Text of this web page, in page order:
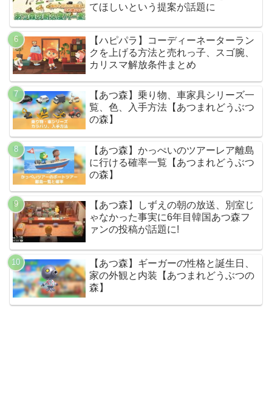
てほしいという提案が話題に
【ハピパラ】コーディーネーターラン
クを上げる方法と売れっ子、スゴ腕、
カリスマ解放条件まとめ
【あつ森】乗り物、車家具シリーズ一
覧、色、入手方法【あつまれどうぶつ
の森】
【あつ森】かっぺいのツアーレア離島
に行ける確率一覧【あつまれどうぶつ
の森】
【あつ森】しずえの朝の放送、別室じ
ゃなかった事実に6年目韓国あつ森フ
ァンの投稿が話題に!
【あつ森】ギーガーの性格と誕生日、
家の外観と内装【あつまれどうぶつの
森】